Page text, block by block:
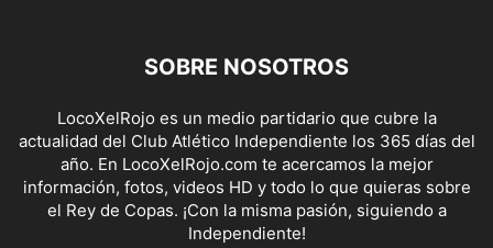
SOBRE NOSOTROS
LocoXelRojo es un medio partidario que cubre la
actualidad del Club Atlético Independiente los 365 días del
año. En LocoXelRojo.com te acercamos la mejor
información, fotos, videos HD y todo lo que quieras sobre
el Rey de Copas. ¡Con la misma pasión, siguiendo a
Independiente!